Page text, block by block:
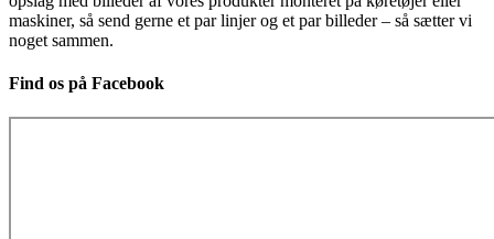
maskiner, så send gerne et par linjer og et par billeder – så sætter vi
noget sammen.
Find os på Facebook